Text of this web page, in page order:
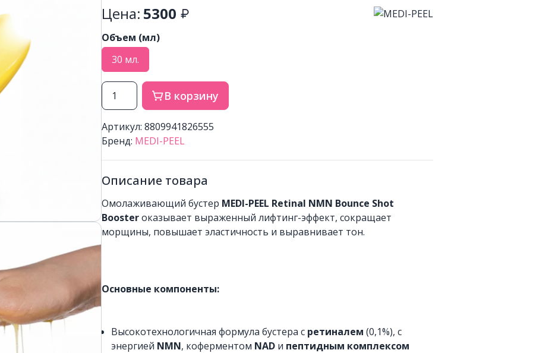
Цена: 5300
Объем (мл)
30 мл.
В корзину
Артикул: 8809941826555
Бренд: MEDI-PEEL
Описание товара
Омолаживающий бустер MEDI-PEEL Retinal NMN Bounce Shot
Boosterоказывает выраженный лифтинг-эффект, сокращает
морщины, повышает эластичность и выравнивает тон.
Основные компоненты:
Высокотехнологичная формула бустера с ретиналем (0,1%), с
энергией NMN, коферментом NAD и пептидным комплексом